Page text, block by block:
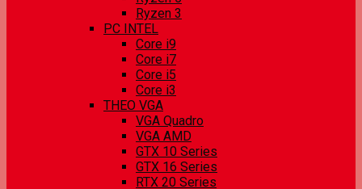
Ryzen 3
PC INTEL
Core i9
Core i7
Core i5
Core i3
THEO VGA
VGA Quadro
VGA AMD
GTX 10 Series
GTX 16 Series
RTX 20 Series